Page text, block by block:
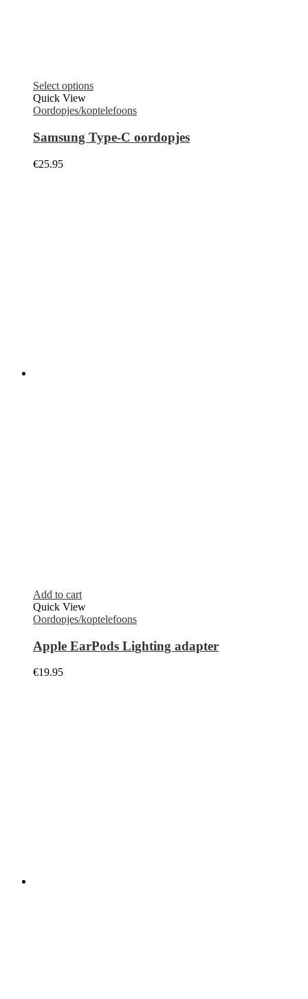
Select options
Quick View
Oordopjes/koptelefoons
Samsung Type-C oordopjes
€25.95
Add to cart
Quick View
Oordopjes/koptelefoons
Apple EarPods Lighting adapter
€19.95